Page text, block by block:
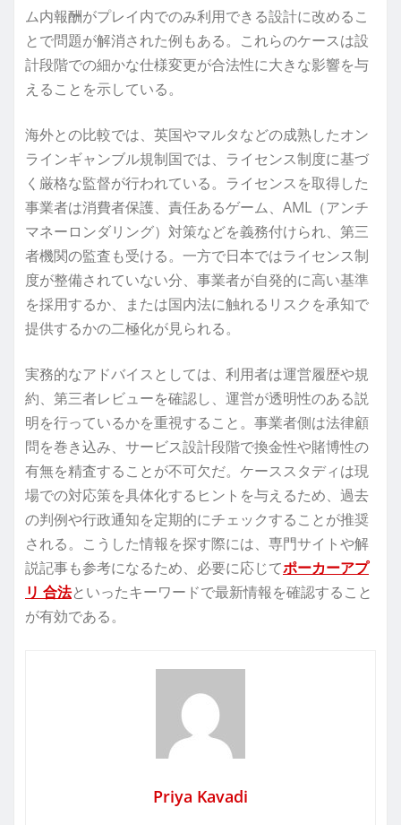
ム内報酬がプレイ内でのみ利用できる設計に改めるこ
とで問題が解消された例もある。これらのケースは設
計段階での細かな仕様変更が合法性に大きな影響を与
えることを示している。
海外との比較では、英国やマルタなどの成熟したオン
ラインギャンブル規制国では、ライセンス制度に基づ
く厳格な監督が行われている。ライセンスを取得した
事業者は消費者保護、責任あるゲーム、AML（アンチ
マネーロンダリング）対策などを義務付けられ、第三
者機関の監査も受ける。一方で日本ではライセンス制
度が整備されていない分、事業者が自発的に高い基準
を採用するか、または国内法に触れるリスクを承知で
提供するかの二極化が見られる。
実務的なアドバイスとしては、利用者は運営履歴や規
約、第三者レビューを確認し、運営が透明性のある説
明を行っているかを重視すること。事業者側は法律顧
問を巻き込み、サービス設計段階で換金性や賭博性の
有無を精査することが不可欠だ。ケーススタディは現
場での対応策を具体化するヒントを与えるため、過去
の判例や行政通知を定期的にチェックすることが推奨
される。こうした情報を探す際には、専門サイトや解
説記事も参考になるため、必要に応じてポーカーアプ
リ 合法といったキーワードで最新情報を確認すること
が有効である。
Priya Kavadi